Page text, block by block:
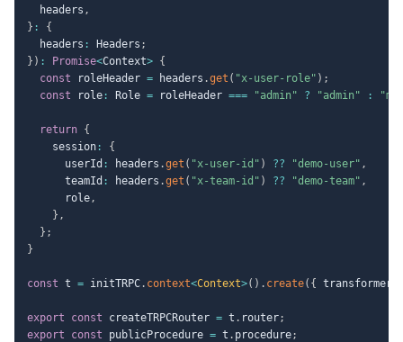
  headers
,
} :
{
  headers
: Headers ;
} ) : Promise<Context> {
const roleHeader = headers .get ( "x-user-role" ) ;
const role : Role = roleHeader === "admin" ? "admin" :
return {
    session
:
{
      userId
: headers .get ( "x-user-id" ) ?? "demo-user" ,
      teamId
: headers .get ( "x-team-id" ) ?? "demo-team" ,
      role
,
} ,
} ;
}
const t = initTRPC. context<Context>( ) . create( { transformer
export const createTRPCRouter = t . router;
export
const publicProcedure = t . procedure;